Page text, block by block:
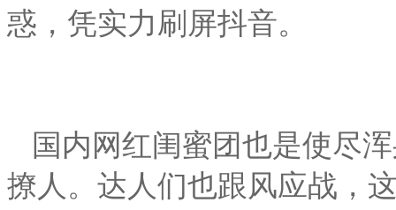
惑，凭实力刷屏抖音。
国内网红闺蜜团也是使尽
撩人。达人们也跟风应战，